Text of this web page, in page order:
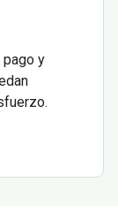
pago y